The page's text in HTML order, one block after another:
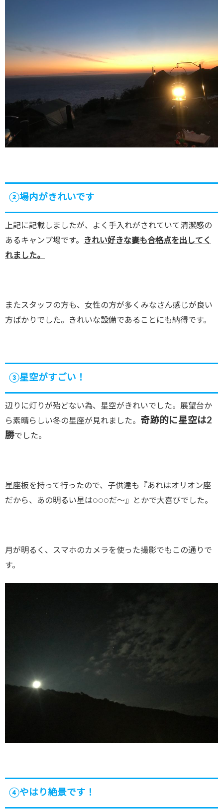
②場内がきれいです
上記に記載しましたが、よく手入れがされていて清潔感の
あるキャンプ場です。
きれい好きな妻も合格点を出してく
れました。
またスタッフの方も、女性の方が多くみなさん感じが良い
方ばかりでした。きれいな設備であることにも納得です。
③星空がすごい！
辺りに灯りが殆どない為、星空がきれいでした。展望台か
ら素晴らしい冬の星座が見れました。 奇跡的に星空は2
勝でした。
星座板を持って行ったので、子供達も『あれはオリオン座
だから、あの明るい星は○○○だ〜』とかで大喜びでした。
月が明るく、スマホのカメラを使った撮影でもこの通りで
す。
④やはり絶景です！